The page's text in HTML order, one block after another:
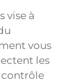
vise à
vous
les
contrôle